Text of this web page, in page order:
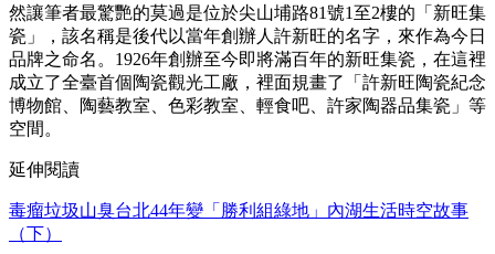
然讓筆者最驚艷的莫過是位於尖山埔路81號1至2樓的「新旺集
瓷」，該名稱是後代以當年創辦人許新旺的名字，來作為今日
品牌之命名。1926年創辦至今即將滿百年的新旺集瓷，在這裡
成立了全臺首個陶瓷觀光工廠，裡面規畫了「許新旺陶瓷紀念
博物館、陶藝教室、色彩教室、輕食吧、許家陶器品集瓷」等
空間。
延伸閱讀
毒瘤垃圾山臭台北44年變「勝利組綠地」內湖生活時空故事
（下）